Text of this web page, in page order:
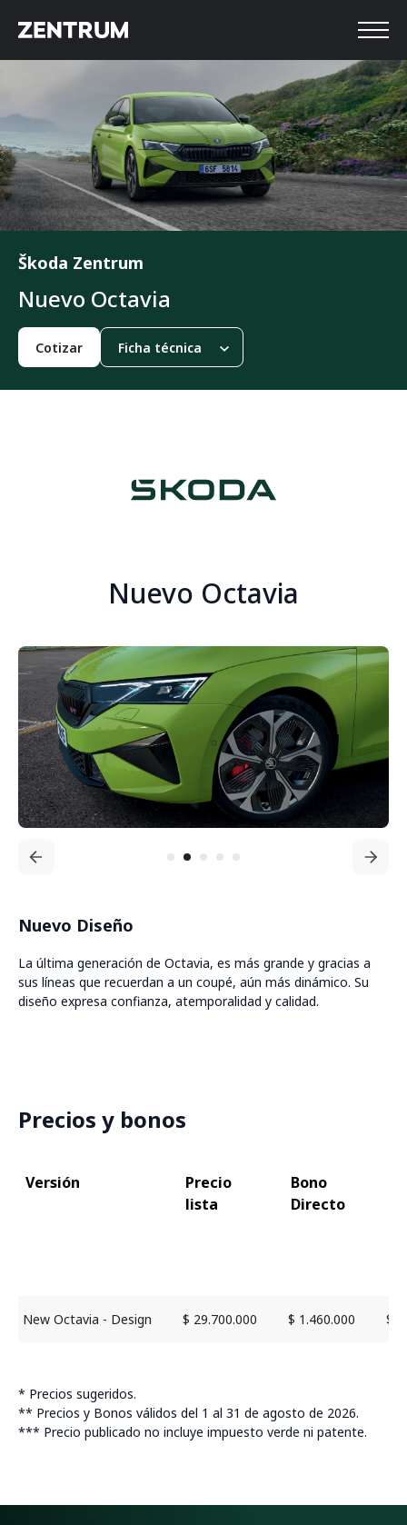
Škoda Zentrum
Nuevo Octavia
Cotizar Ficha técnica
Nuevo Octavia
Nuevo Diseño
La última generación de Octavia, es más grande y gracias a
sus líneas que recuerdan a un coupé, aún más dinámico. Su
diseño expresa confianza, atemporalidad y calidad.
Precios y bonos
Versión
Precio
lista
Bono
Directo
New Octavia - Design $ 29.700.000 $ 1.460.000 $
* Precios sugeridos.
** Precios y Bonos válidos del 1 al 31 de agosto de 2026.
*** Precio publicado no incluye impuesto verde ni patente.